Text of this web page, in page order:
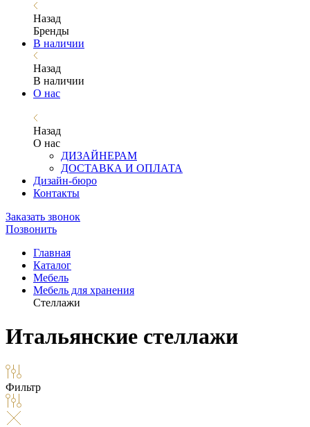
Назад
Бренды
В наличии
Назад
В наличии
О нас
Назад
О нас
ДИЗАЙНЕРАМ
ДОСТАВКА И ОПЛАТА
Дизайн-бюро
Контакты
Заказать звонок
Позвонить
Главная
Каталог
Мебель
Мебель для хранения
Стеллажи
Итальянские стеллажи
Фильтр